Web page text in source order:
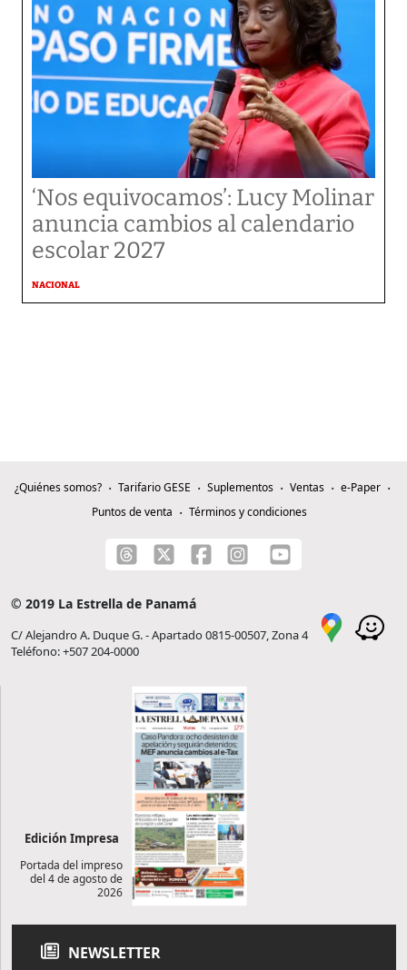
‘Nos equivocamos’: Lucy Molinar
anuncia cambios al calendario
escolar 2027
NACIONAL
¿Quiénes somos? Tarifario GESE Suplementos Ventas
e-Paper
Puntos de venta
Términos y condiciones
© 2019 La Estrella de Panamá
C/ Alejandro A. Duque G. - Apartado 0815-00507, Zona 4
Teléfono: +507 204-0000
Edición Impresa
Portada del impreso
del 4 de agosto de
2026
NEWSLETTER